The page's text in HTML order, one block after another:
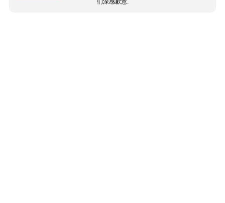
们深感歉意.